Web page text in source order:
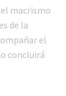
macrismo
de la
el
concluirá